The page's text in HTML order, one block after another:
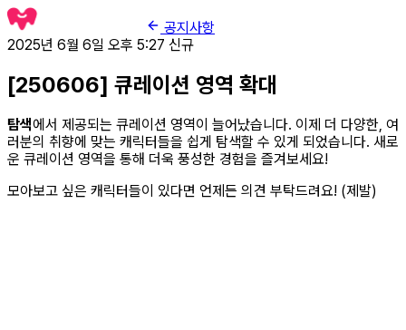
공지사항
2025년 6월 6일 오후 5:27 신규
[250606] 큐레이션 영역 확대
탐색에서 제공되는 큐레이션 영역이 늘어났습니다. 이제 더 다양한, 여
러분의 취향에 맞는 캐릭터들을 쉽게 탐색할 수 있게 되었습니다. 새로
운 큐레이션 영역을 통해 더욱 풍성한 경험을 즐겨보세요!
모아보고 싶은 캐릭터들이 있다면 언제든 의견 부탁드려요! (제발)